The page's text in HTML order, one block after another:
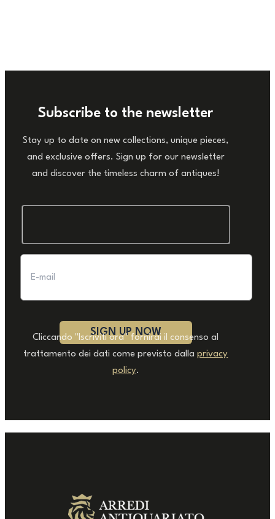
Subscribe to the newsletter
Stay up to date on new collections, unique pieces,
and exclusive offers. Sign up for our newsletter
and discover the timeless charm of antiques!
Cliccando "Iscriviti ora" fornirai il consenso al
trattamento dei dati come previsto dallaprivacy
policy.